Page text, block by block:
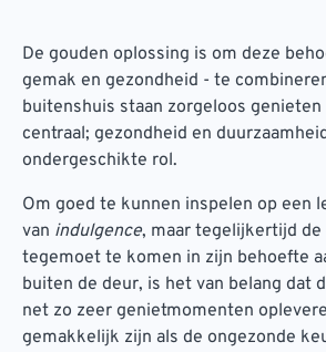
De gouden oplossing is om deze
gemak en gezondheid - te
buitenshuis staan zorgeloos genieten
centraal; gezondheid en
ondergeschikte rol.
Om goed te kunnen inspelen op een
van indulgence, maar tegelijkertijd
tegemoet te komen in zijn behoefte
buiten de deur, is het van belang dat
net zo zeer genietmomenten
gemakkelijk zijn als de ongezonde